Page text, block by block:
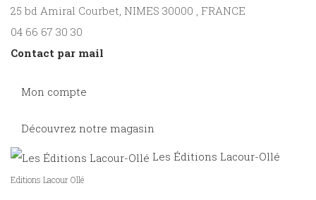
25 bd Amiral Courbet, NIMES 30000 , FRANCE
04 66 67 30 30
Contact par mail
Mon compte
Découvrez notre magasin
Les Éditions Lacour-Ollé
Editions Lacour Ollé